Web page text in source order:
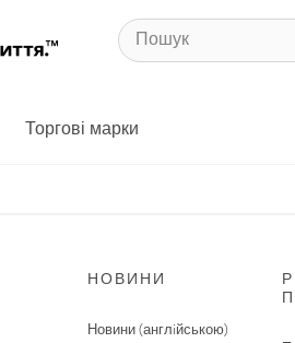
Торгові марки
НОВИНИ
Новини (англiйською)